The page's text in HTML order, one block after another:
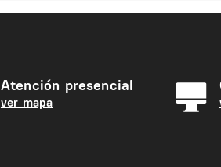
Atención presencial
ver mapa